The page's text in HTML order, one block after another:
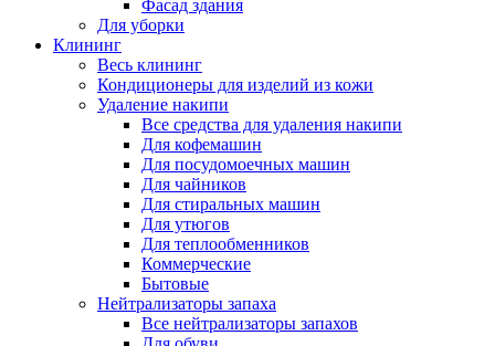
Фасад здания
Для уборки
Клининг
Весь клининг
Кондиционеры для изделий из кожи
Удаление накипи
Все средства для удаления накипи
Для кофемашин
Для посудомоечных машин
Для чайников
Для стиральных машин
Для утюгов
Для теплообменников
Коммерческие
Бытовые
Нейтрализаторы запаха
Все нейтрализаторы запахов